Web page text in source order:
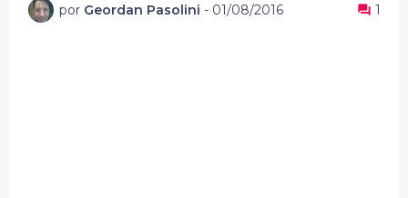
por Geordan Pasolini - 01/08/2016 1